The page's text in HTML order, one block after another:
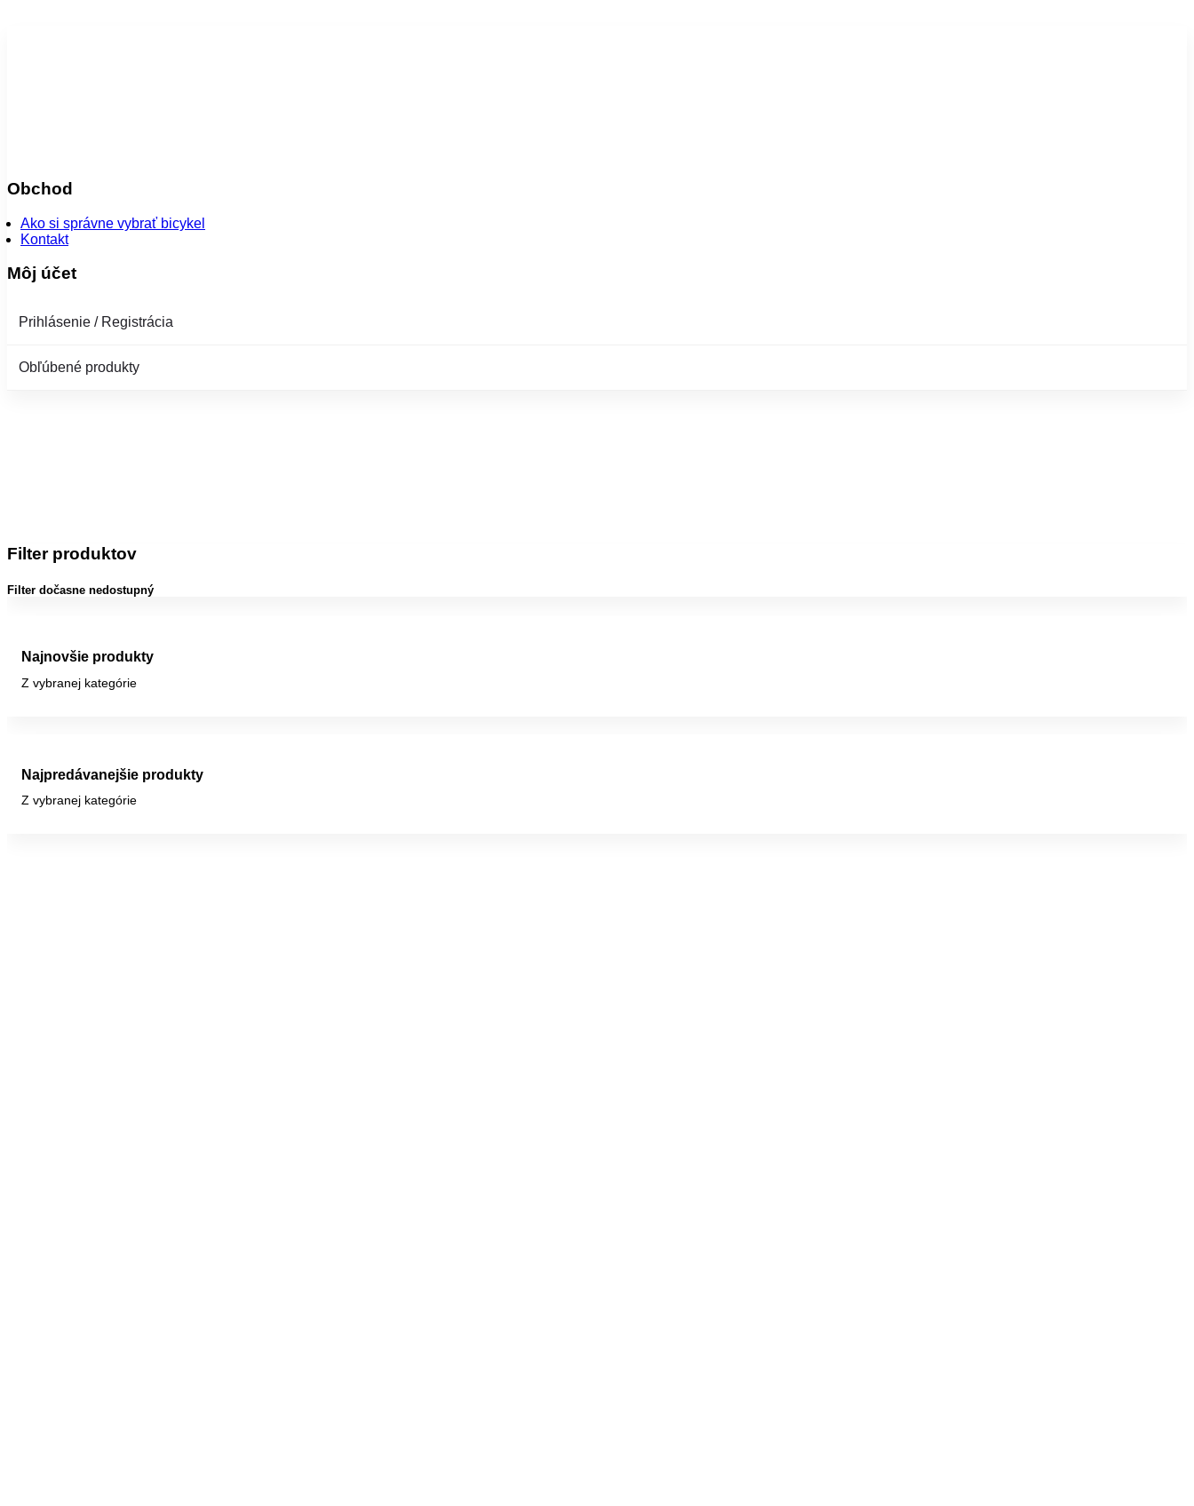
Obchod
Ako si správne vybrať bicykel
Kontakt
Môj účet
Prihlásenie / Registrácia
Obľúbené produkty
Filter produktov
Filter dočasne nedostupný
Najnovšie produkty
Z vybranej kategórie
Najpredávanejšie produkty
Z vybranej kategórie